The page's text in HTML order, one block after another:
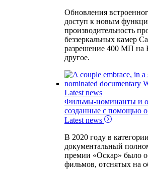
Обновления
доступ к новым
производительность
беззеркальных камер
разрешение 400 МП на
другое.
Latest news
Фильмы-номинанты и
созданные с помощью
Latest news
В 2020 году в
документальный
премии «Оскар» было
фильмов, отснятых на